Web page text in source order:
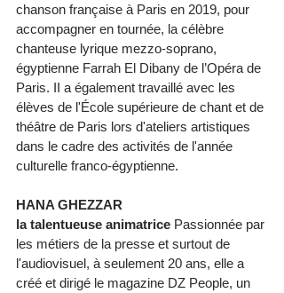
chanson française à Paris en 2019, pour
accompagner en tournée, la célèbre
chanteuse lyrique mezzo-soprano,
égyptienne Farrah El Dibany de l’Opéra de
Paris. II a également travaillé avec les
élèves de l'École supérieure de chant et de
théâtre de Paris lors d'ateliers artistiques
dans le cadre des activités de l'année
culturelle franco-égyptienne.
HANA GHEZZAR
la talentueuse animatrice Passionnée par
les métiers de la presse et surtout de
l'audiovisuel, à seulement 20 ans, elle a
créé et dirigé le magazine DZ People, un